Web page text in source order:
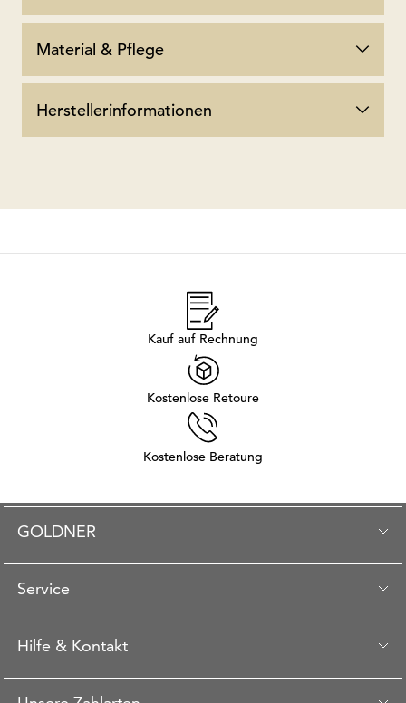
Material & Pflege
Herstellerinformationen
Kauf auf Rechnung
Kostenlose Retoure
Kostenlose Beratung
GOLDNER
Service
Hilfe & Kontakt